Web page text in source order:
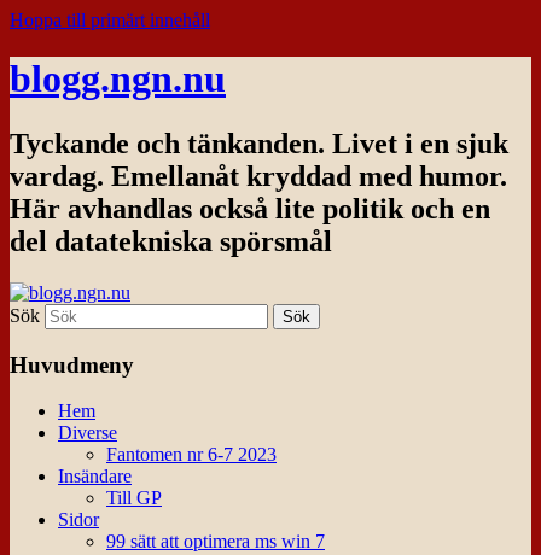
Hoppa till primärt innehåll
blogg.ngn.nu
Tyckande och tänkanden. Livet i en sjuk
vardag. Emellanåt kryddad med humor.
Här avhandlas också lite politik och en
del datatekniska spörsmål
Sök
Huvudmeny
Hem
Diverse
Fantomen nr 6-7 2023
Insändare
Till GP
Sidor
99 sätt att optimera ms win 7